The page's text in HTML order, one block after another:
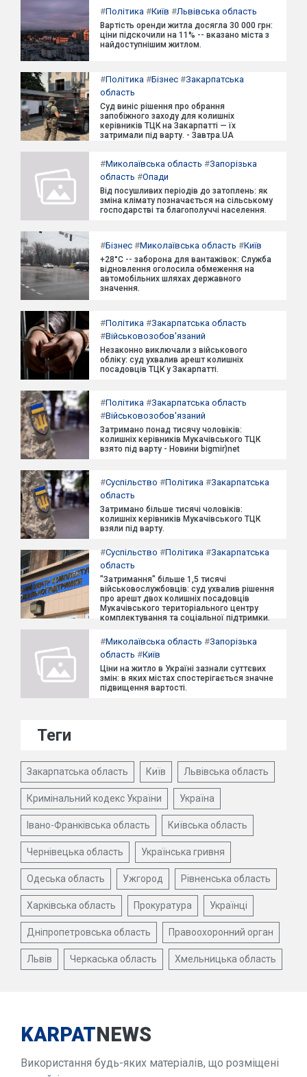
#Політика #Київ #Львівська область
Вартість оренди житла досягла 30 000 грн:
ціни підскочили на 11% -- вказано міста з
найдоступнішим житлом.
#Політика #Бізнес #Закарпатська
область
Суд виніс рішення про обрання
запобіжного заходу для колишніх
керівників ТЦК на Закарпатті — їх
затримали під варту. - Завтра.UA
#Миколаївська область #Запорізька
область #Опади
Від посушливих періодів до затоплень: як
зміна клімату позначається на сільському
господарстві та благополуччі населення.
#Бізнес #Миколаївська область #Київ
+28°C -- заборона для вантажівок: Служба
відновлення оголосила обмеження на
автомобільних шляхах державного
значення.
#Політика #Закарпатська область
#Військовозобов'язаний
Незаконно виключали з військового
обліку: суд ухвалив арешт колишніх
посадовців ТЦК у Закарпатті.
#Політика #Закарпатська область
#Військовозобов'язаний
Затримано понад тисячу чоловіків:
колишніх керівників Мукачівського ТЦК
взято під варту - Новини bigmir)net
#Суспільство #Політика #Закарпатська
область
Затримано більше тисячі чоловіків:
колишніх керівників Мукачівського ТЦК
взяли під варту.
#Суспільство #Політика #Закарпатська
область
"Затримання" більше 1,5 тисячі
військовослужбовців: суд ухвалив рішення
про арешт двох колишніх посадовців
Мукачівського територіального центру
комплектування та соціальної підтримки.
#Миколаївська область #Запорізька
область #Київ
Ціни на житло в Україні зазнали суттєвих
змін: в яких містах спостерігається значне
підвищення вартості.
Теги
Закарпатська область Київ Львівська область
Кримінальний кодекс України Україна
Івано-Франківська область Київська область
Чернівецька область Українська гривня
Одеська область Ужгород Рівненська область
Харківська область Прокуратура Українці
Дніпропетровська область Правоохоронний орган
Львів Черкаська область Хмельницька область
KARPATNEWS
Використання будь-яких матеріалів, що розміщені